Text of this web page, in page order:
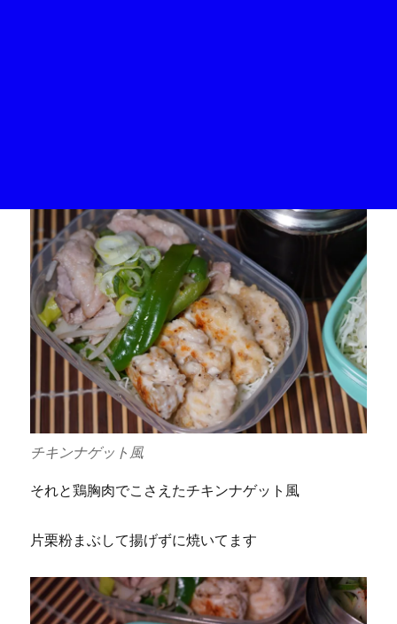
チキンナゲット風
それと鶏胸肉でこさえたチキンナゲット風
片栗粉まぶして揚げずに焼いてます